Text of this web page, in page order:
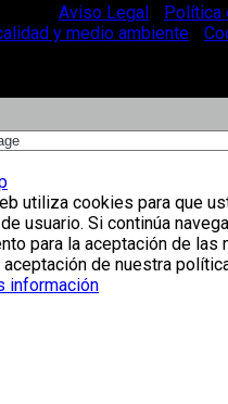
Aviso Legal Política
y medio ambiente
utiliza cookies para que
usuario. Si continúa
para la aceptación de las
de nuestra
información